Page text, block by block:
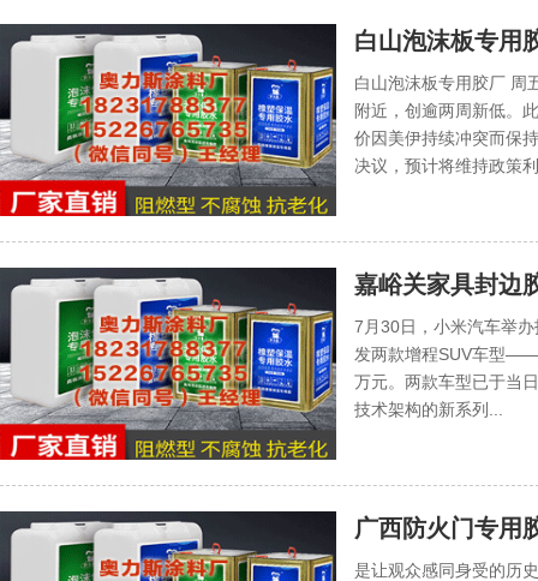
白山泡沫板专用
冲，但油价和印
白山泡沫板专用胶厂 周
附近，创逾两周新低。
价因美伊持续冲突而保
决议，预计将维持政策
嘉峪关家具封边
元起
7月30日，小米汽车举
发两款增程SUV车型——
万元。两款车型已于当
技术架构的新系列...
广西防火门专用
万元起
是让观众感同身受的历